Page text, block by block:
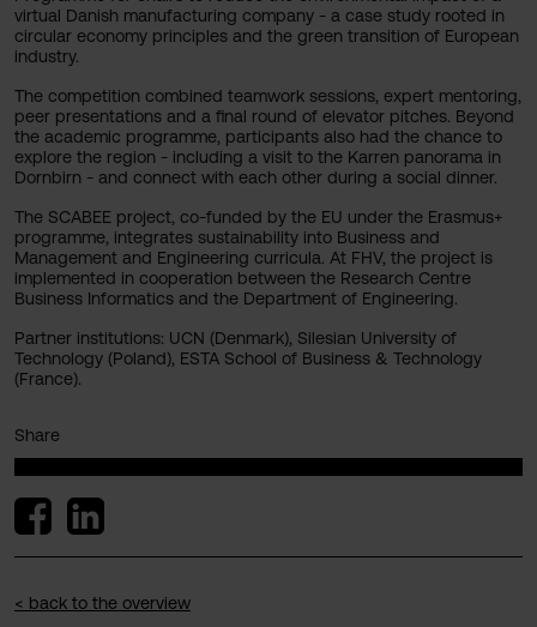
virtual Danish manufacturing company - a case study rooted in
circular economy principles and the green transition of European
industry.
The competition combined teamwork sessions, expert mentoring,
peer presentations and a final round of elevator pitches. Beyond
the academic programme, participants also had the chance to
explore the region - including a visit to the Karren panorama in
Dornbirn - and connect with each other during a social dinner.
The SCABEE project, co-funded by the EU under the Erasmus+
programme, integrates sustainability into Business and
Management and Engineering curricula. At FHV, the project is
implemented in cooperation between the Research Centre
Business Informatics and the Department of Engineering.
Partner institutions: UCN (Denmark), Silesian University of
Technology (Poland), ESTA School of Business & Technology
(France).
Share
< back to the overview